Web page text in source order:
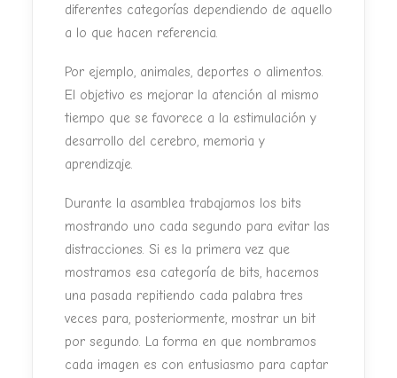
diferentes categorías dependiendo de aquello
a lo que hacen referencia.
Por ejemplo, animales, deportes o alimentos.
El objetivo es mejorar la atención al mismo
tiempo que se favorece a la estimulación y
desarrollo del cerebro, memoria y
aprendizaje.
Durante la asamblea trabajamos los bits
mostrando uno cada segundo para evitar las
distracciones. Si es la primera vez que
mostramos esa categoría de bits, hacemos
una pasada repitiendo cada palabra tres
veces para, posteriormente, mostrar un bit
por segundo. La forma en que nombramos
cada imagen es con entusiasmo para captar